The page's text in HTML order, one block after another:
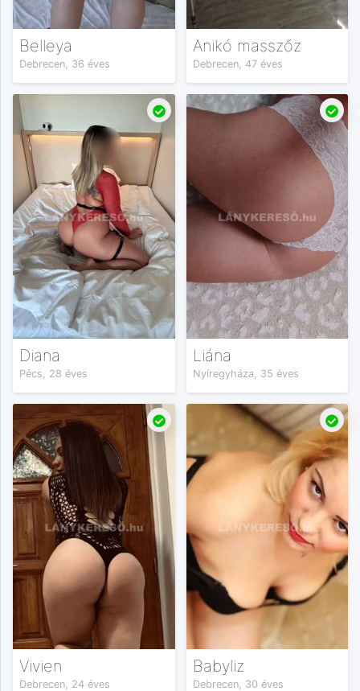
Belleya
Debrecen, 36 éves
Anikó masszőz
Debrecen, 47 éves
Diana
Pécs, 28 éves
Liána
Nyíregyháza, 35 éves
Vivien
Debrecen, 24 éves
Babyliz
Debrecen, 30 éves